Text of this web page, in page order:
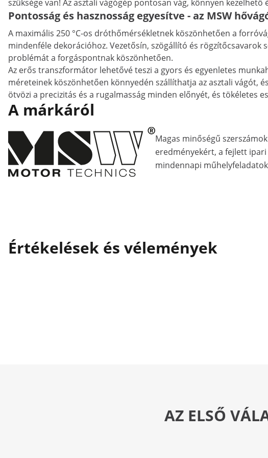
szüksége van! Az asztali vágógép pontosan vág, könnyen kezelhető
Pontosság és hasznosság egyesítve - az MSW
A maximális 250 °C-os dróthőmérsékletnek köszönhetően a
mindenféle dekorációhoz. Vezetősín, szögállító és
problémát a forgáspontnak köszönhetően.
Az erős transzformátor lehetővé teszi a gyors és egyenletes
méreteinek köszönhetően könnyedén szállíthatja az asztali vágót,
ötvözi a precizitás és a rugalmasság minden előnyét, és tökéletes
A márkáról
Magas minőségű
eredményekért, a fejlett
mindennapi
Értékelések és vélemények
AZ ELSŐ